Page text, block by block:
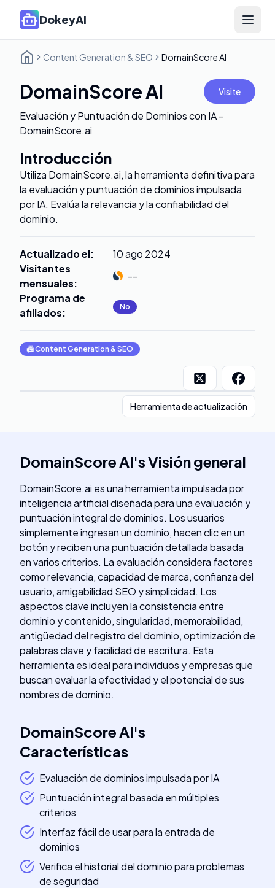
DokeyAI Open
Content Generation & SEO DomainScore AI
DomainScore AI Visite
Evaluación y Puntuación de Dominios con IA -
DomainScore.ai
Introducción
Utiliza DomainScore.ai, la herramienta definitiva para
la evaluación y puntuación de dominios impulsada
por IA. Evalúa la relevancia y la confiabilidad del
dominio.
Actualizado el:
10 ago 2024
Visitantes
mensuales:
--
Programa de
afiliados: No
📠Content Generation & SEO
Herramienta de actualización
DomainScore AI'sVisión general
DomainScore.ai es una herramienta impulsada por
inteligencia artificial diseñada para una evaluación y
puntuación integral de dominios. Los usuarios
simplemente ingresan un dominio, hacen clic en un
botón y reciben una puntuación detallada basada
en varios criterios. La evaluación considera factores
como relevancia, capacidad de marca, confianza del
usuario, amigabilidad SEO y simplicidad. Los
aspectos clave incluyen la consistencia entre
dominio y contenido, singularidad, memorabilidad,
antigüedad del registro del dominio, optimización de
palabras clave y facilidad de escritura. Esta
herramienta es ideal para individuos y empresas que
buscan evaluar la efectividad y el potencial de sus
nombres de dominio.
DomainScore AI's
Características
Evaluación de dominios impulsada por IA
Puntuación integral basada en múltiples
criterios
Interfaz fácil de usar para la entrada de
dominios
Verifica el historial del dominio para problemas
de seguridad